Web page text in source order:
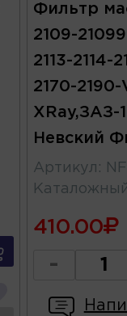
Фильтр
2109-
2113-2114-
2170-2190-
XRay,ЗАЗ-
Невский
Артикул :
410.00
-